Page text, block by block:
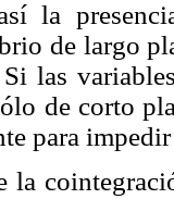
así la
de largo
las
de corto
para
la